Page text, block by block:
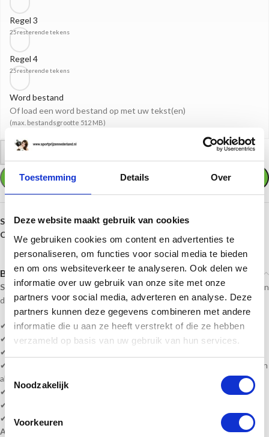
Toestemming Details Over
Deze website maakt gebruik van cookies
We gebruiken cookies om content en advertenties te
personaliseren, om functies voor social media te bieden
en om ons websiteverkeer te analyseren. Ook delen we
informatie over uw gebruik van onze site met onze
partners voor social media, adverteren en analyse. Deze
partners kunnen deze gegevens combineren met andere
informatie die u aan ze heeft verstrekt of die ze hebben
verzameld op basis van uw gebruik van hun services.
Noodzakelijk
Voorkeuren
Regel 3
25resterende tekens
Regel 4
25resterende tekens
Word bestand
Of load een word bestand op met uw tekst(en)
(max. bestandsgrootte 512 MB)
TOEVOEGEN AAN WINKELWAGEN
SKU:PF357.2
Categorie:
Hondensport
Beschrijving
Sportprijzennederland.nllevert deze prijzen direct uit voorraad. En kan
daardoorsnel geleverdworden!
✔ Hondensportprijzen!
✔ Geschikt voor een leuke prijsuitreiking of een ultieme waardering!
✔
✔ Heeft u veel wisselende teksten, kunt u een word bestand bijvoegen
als bijlage.
✔ Levertijd? 1-3 werkdagen of in overleg!
✔ Levering volledig gemonteerd!
✔
Gratis
Alle prijzen zijn inclusief BTW, graveren en monteren!